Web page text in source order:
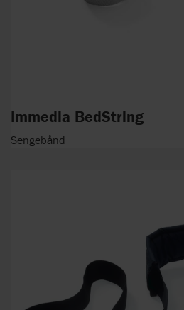
Immedia BedString
Sengebånd